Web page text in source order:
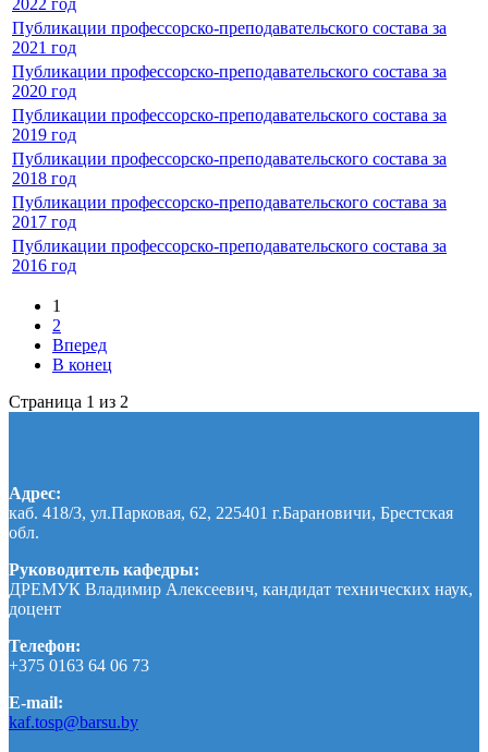
Публикации профессорско-преподавательского состава за
2021 год
Публикации профессорско-преподавательского состава за
2020 год
Публикации профессорско-преподавательского состава за
2019 год
Публикации профессорско-преподавательского состава за
2018 год
Публикации профессорско-преподавательского состава за
2017 год
Публикации профессорско-преподавательского состава за
2016 год
1
2
Вперед
В конец
Страница 1 из 2
Адрес:
каб. 418/3, ул.Парковая, 62, 225401 г.Барановичи, Брестская
обл.
Руководитель кафедры:
ДРЕМУК Владимир Алексеевич, кандидат технических наук,
доцент
Телефон:
+375 0163 64 06 73
E-mail:
kaf.tosp@barsu.by